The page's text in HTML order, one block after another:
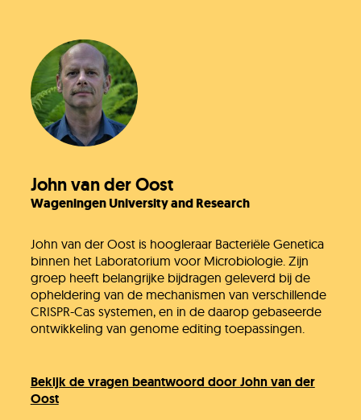
John van der Oost
Wageningen University and Research
John van der Oost is hoogleraar Bacteriële Genetica
binnen het Laboratorium voor Microbiologie. Zijn
groep heeft belangrijke bijdragen geleverd bij de
opheldering van de mechanismen van verschillende
CRISPR-Cas systemen, en in de daarop gebaseerde
ontwikkeling van genome editing toepassingen.
Bekijk de vragen beantwoord door John van der
Oost